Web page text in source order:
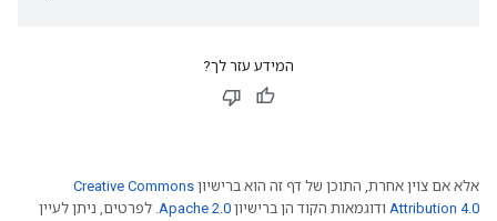
המידע עזר לך?
אלא אם צוין אחרת, התוכן של דף זה הוא ברישיון Creative Commons
Attribution 4.0 ודוגמאות הקוד הן ברישיון Apache 2.0. לפרטים, ניתן לעיין